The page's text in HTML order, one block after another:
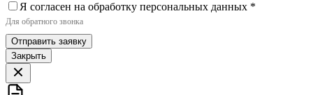
Я согласен на обработку персональных данных *
Для обратного звонка
Отправить заявку
Закрыть